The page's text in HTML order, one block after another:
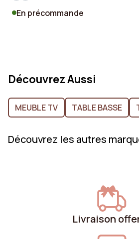
En précommande
Découvrez Aussi
MEUBLE TV TABLE BASSE
Découvrez les autres
Livraison